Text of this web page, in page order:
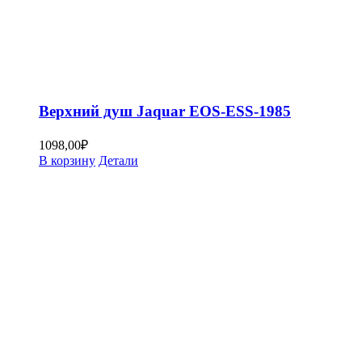
Верхний душ Jaquar EOS-ESS-1985
1098,00₽
В корзину Детали